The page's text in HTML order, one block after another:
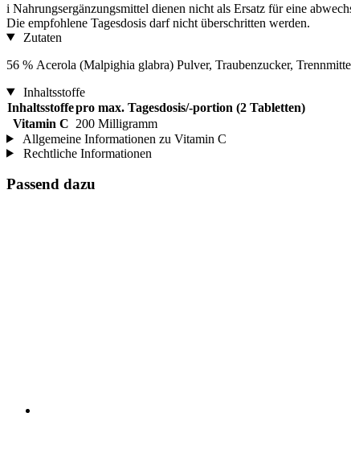
i Nahrungsergänzungsmittel dienen nicht als Ersatz für eine
Die empfohlene Tagesdosis darf nicht überschritten werden.
Zutaten
56 % Acerola (Malpighia glabra) Pulver, Traubenzucker,
Inhaltsstoffe
Inhaltsstoffepro max. Tagesdosis/-portion (2 Tabletten)
Vitamin C 200 Milligramm
Allgemeine Informationen zu Vitamin C
Rechtliche Informationen
Passend dazu